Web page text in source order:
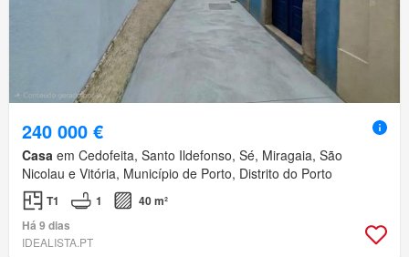
240 000 €
Casa em Cedofeita, Santo Ildefonso, Sé, Miragaia, São
Nicolau e Vitória, Município de Porto, Distrito do Porto
T1 1
40 m²
Há 9 dias
IDEALISTA.PT